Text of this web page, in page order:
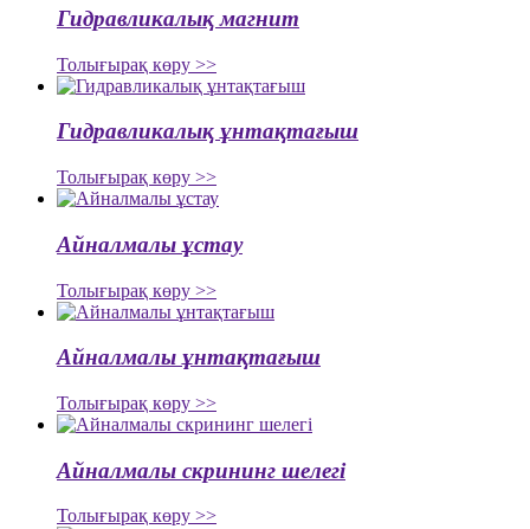
Гидравликалық магнит
Толығырақ көру >>
Гидравликалық ұнтақтағыш
Толығырақ көру >>
Айналмалы ұстау
Толығырақ көру >>
Айналмалы ұнтақтағыш
Толығырақ көру >>
Айналмалы скрининг шелегі
Толығырақ көру >>